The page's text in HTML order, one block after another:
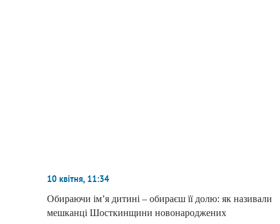
10 квітня, 11:34
Обираючи ім’я дитині – обираєш її долю: як називали
мешканці Шосткинщини новонароджених